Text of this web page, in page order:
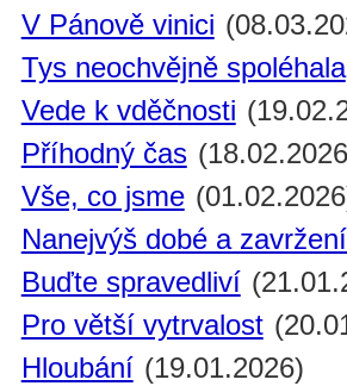
V Pánově vinici
Tys neochvějně spoléhala
Vede k vděčnosti
Příhodný čas
Vše, co jsme
Nanejvýš dobé a
Buďte spravedliví
Pro větší vytrvalost
Hloubání (19.01.2026)